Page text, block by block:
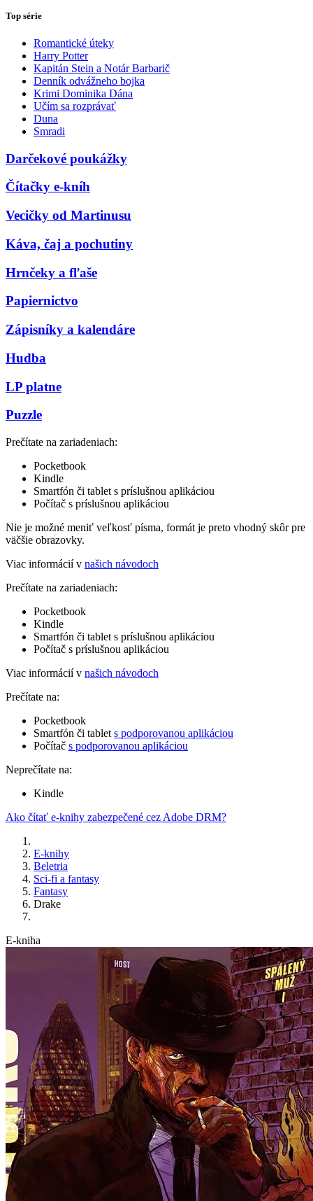
Top série
Romantické úteky
Harry Potter
Kapitán Stein a Notár Barbarič
Denník odvážneho bojka
Krimi Dominika Dána
Učím sa rozprávať
Duna
Smradi
Darčekové poukážky
Čítačky e-kníh
Vecičky od Martinusu
Káva, čaj a pochutiny
Hrnčeky a fľaše
Papiernictvo
Zápisníky a kalendáre
Hudba
LP platne
Puzzle
Prečítate na zariadeniach:
Pocketbook
Kindle
Smartfón či tablet s príslušnou aplikáciou
Počítač s príslušnou aplikáciou
Nie je možné meniť veľkosť písma, formát je preto vhodný skôr pre
väčšie obrazovky.
Viac informácií v našich návodoch
Prečítate na zariadeniach:
Pocketbook
Kindle
Smartfón či tablet s príslušnou aplikáciou
Počítač s príslušnou aplikáciou
Viac informácií v našich návodoch
Prečítate na:
Pocketbook
Smartfón či tablet s podporovanou aplikáciou
Počítač s podporovanou aplikáciou
Neprečítate na:
Kindle
Ako čítať e-knihy zabezpečené cez Adobe DRM?
E-knihy
Beletria
Sci-fi a fantasy
Fantasy
Drake
E-kniha